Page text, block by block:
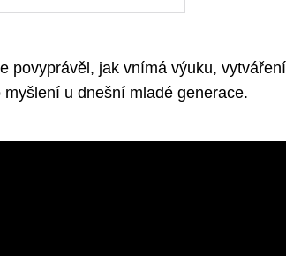
povyprávěl, jak vnímá výuku, vytváření
u dnešní mladé generace.